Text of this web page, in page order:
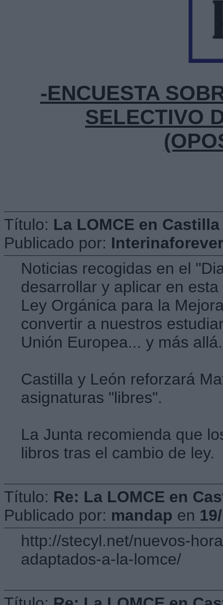
-ENCUESTA
SELECTIVO
Título: La LOMCE en
Publicado por: Interinaforever
Noticias recogidas en el
desarrollar y aplicar en
Ley Orgánica para la
convertir a nuestros
Unión Europea... y más allá.
Castilla y León reforzará
asignaturas "libres".
La Junta recomienda que
libros tras el cambio de ley.
Título: Re: La LOMCE en
Publicado por: mandap en
http://stecyl.net/nuevos-
adaptados-a-la-lomce/